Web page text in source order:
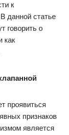
к
данной статье
говорить о
как
проявиться
признаков
является